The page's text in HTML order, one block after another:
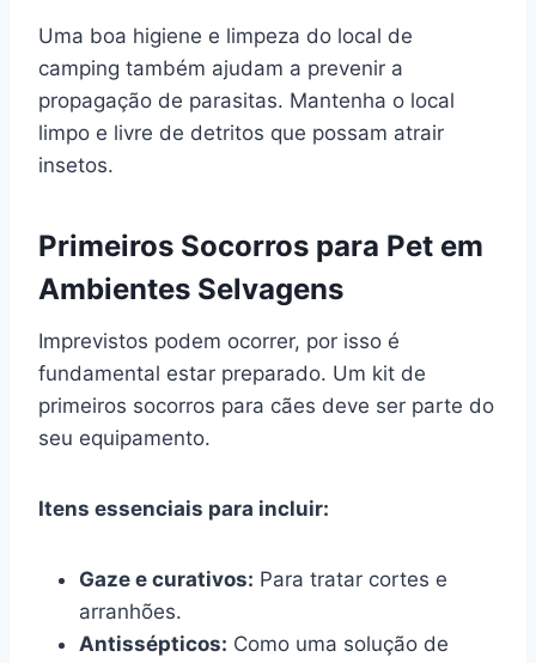
Uma boa higiene e limpeza do local de
camping também ajudam a prevenir a
propagação de parasitas. Mantenha o local
limpo e livre de detritos que possam atrair
insetos.
Primeiros Socorros para Pet em
Ambientes Selvagens
Imprevistos podem ocorrer, por isso é
fundamental estar preparado. Um kit de
primeiros socorros para cães deve ser parte do
seu equipamento.
Itens essenciais para incluir:
Gaze e curativos: Para tratar cortes e
arranhões.
Antissépticos: Como uma solução de